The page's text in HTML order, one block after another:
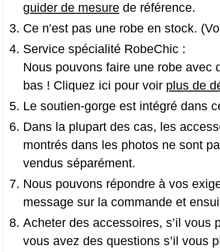
guider de mesure de référence.
Ce n'est pas une robe en stock.
Service spécialité RobeChic :
Nous pouvons faire une robe
bas ! Cliquez ici pour voir plus de
Le soutien-gorge est intégré dans
Dans la plupart des cas, les
montrés dans les photos ne sont
vendus séparément.
Nous pouvons répondre à vos
message sur la commande et
Acheter des accessoires, s’il
vous avez des questions s’il vous